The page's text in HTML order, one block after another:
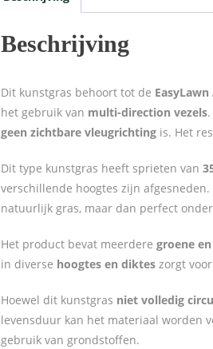
Beschrijving
Dit kunstgras behoort tot de
het gebruik van multi-direction vezels
geen zichtbare vleugrichting is. Het
Dit type kunstgras heeft sprieten van
verschillende hoogtes zijn
natuurlijk gras, maar dan perfect
Het product bevat meerdere groene
in diverse hoogtes en diktes zorgt
Hoewel dit kunstgras niet volledig
levensduur kan het materiaal worden
gebruik van grondstoffen.